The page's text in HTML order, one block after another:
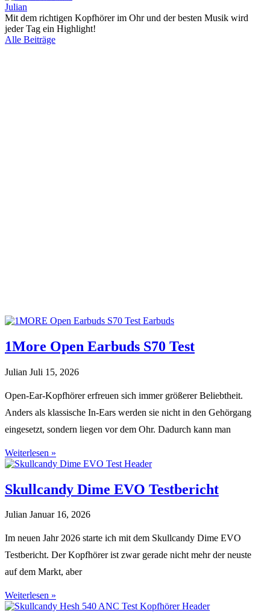
Julian
Mit dem richtigen Kopfhörer im Ohr und der besten Musik wird
jeder Tag ein Highlight!
Alle Beiträge
1More Open Earbuds S70 Test
Julian Juli 15, 2026
Open-Ear-Kopfhörer erfreuen sich immer größerer Beliebtheit.
Anders als klassische In-Ears werden sie nicht in den Gehörgang
eingesetzt, sondern liegen vor dem Ohr. Dadurch kann man
Weiterlesen »
Skullcandy Dime EVO Testbericht
Julian Januar 16, 2026
Im neuen Jahr 2026 starte ich mit dem Skullcandy Dime EVO
Testbericht. Der Kopfhörer ist zwar gerade nicht mehr der neuste
auf dem Markt, aber
Weiterlesen »